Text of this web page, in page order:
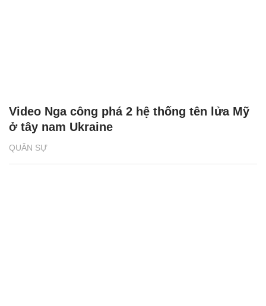
QUÂN SỰ
Video Nga công phá 2 hệ thống tên lửa Mỹ
ở tây nam Ukraine